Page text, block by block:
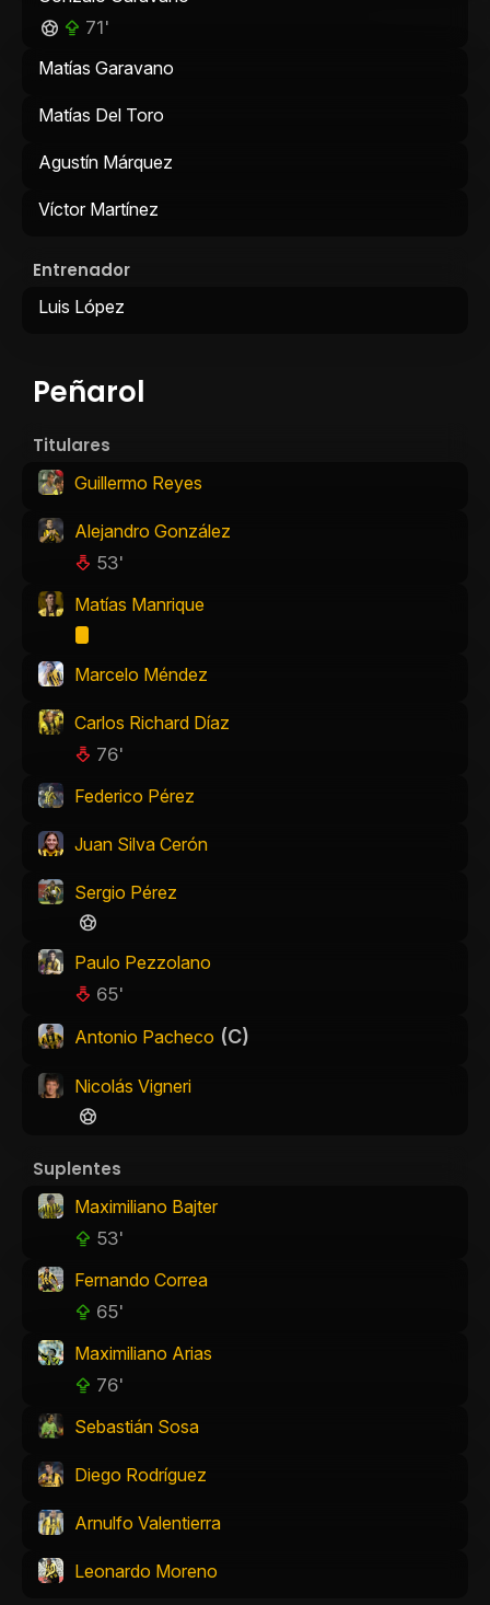
Peñarol
Titulares
Guillermo Reyes
Alejandro González
53'
Matías Manrique
Marcelo Méndez
Carlos Richard Díaz
76'
Federico Pérez
Juan Silva Cerón
Sergio Pérez
Paulo Pezzolano
65'
Antonio Pacheco (C)
Nicolás Vigneri
Suplentes
Maximiliano Bajter
53'
Fernando Correa
65'
Maximiliano Arias
76'
Sebastián Sosa
Diego Rodríguez
Arnulfo Valentierra
Leonardo Moreno
71'
Matías Garavano
Matías Del Toro
Agustín Márquez
Víctor Martínez
Entrenador
Luis López